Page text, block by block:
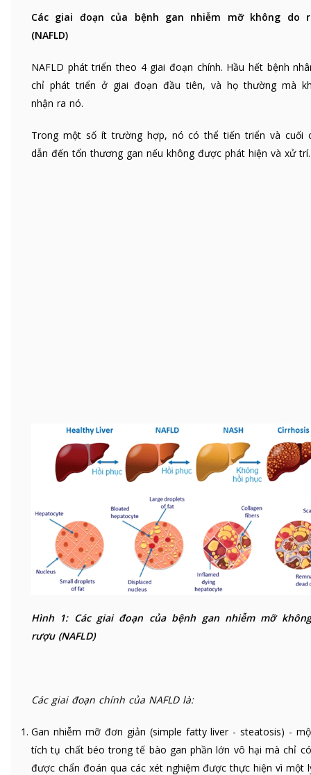
Các giai đoạn của bệnh gan nhiễm mỡ không do
(NAFLD)
NAFLD phát triển theo 4 giai đoạn chính. Hầu hết bệnh
chỉ phát triển ở giai đoạn đầu tiên, và họ thường mà
nhận ra nó.
Trong một số ít trường hợp, nó có thể tiến triển và cuối
dẫn đến tổn thương gan nếu không được phát hiện và xử trí.
Hình 1: Các giai đoạn của bệnh gan nhiễm mỡ
rượu (NAFLD)
Các giai đoạn chính của NAFLD là:
Gan nhiễm mỡ đơn giản (simple fatty liver - steatosis) -
tích tụ chất béo trong tế bào gan phần lớn vô hại mà chỉ
được chẩn đoán qua các xét nghiệm được thực hiện vì một